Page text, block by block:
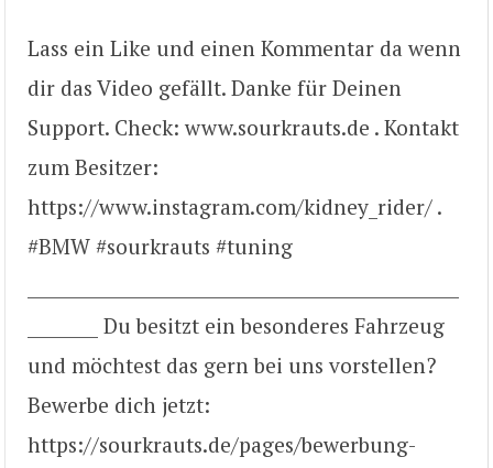
Lass ein Like und einen Kommentar da wenn
dir das Video gefällt. Danke für Deinen
Support. Check: www.sourkrauts.de . Kontakt
zum Besitzer:
https://www.instagram.com/kidney_rider/ .
#BMW #sourkrauts #tuning
________ Du besitzt ein besonderes Fahrzeug
und möchtest das gern bei uns vorstellen?
Bewerbe dich jetzt:
https://sourkrauts.de/pages/bewerbung-